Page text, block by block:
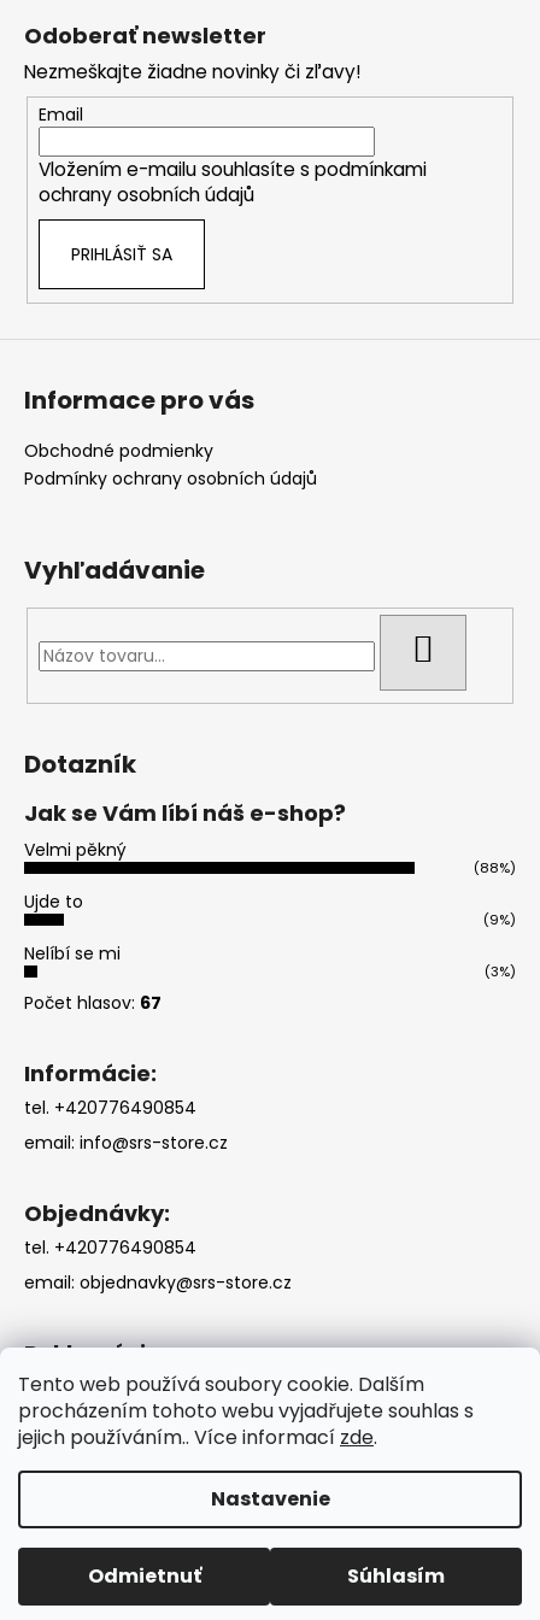
Tento web používá soubory cookie. Dalším
procházením tohoto webu vyjadřujete souhlas s
jejich používáním.. Více informací zde.
Nastavenie
Odmietnuť Súhlasím
Odoberať newsletter
Nezmeškajte žiadne novinky či zľavy!
Email
Vložením e-mailu souhlasíte s podmínkami
ochrany osobních údajů
PRIHLÁSIŤ SA
Informace pro vás
Obchodné podmienky
Podmínky ochrany osobních údajů
Vyhľadávanie
Dotazník
Jak se Vám líbí náš e-shop?
Velmi pěkný
(88%)
Ujde to
(9%)
Nelíbí se mi
(3%)
Počet hlasov: 67
Informácie:
tel. +420776490854
email: info@srs-store.cz
Objednávky:
tel. +420776490854
email: objednavky@srs-store.cz
Reklamácie:
tel. +420776490854
email:reklamacie@srs-store.cz
Vytvoril Shoptet
Copyright 2026SRS-STORE . Všetky práva vyhradené.